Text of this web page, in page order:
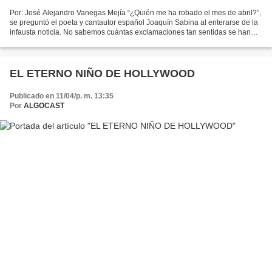
Por: José Alejandro Vanegas Mejía “¿Quién me ha robado el mes de abril?”,
se preguntó el poeta y cantautor español Joaquín Sabina al enterarse de la
infausta noticia. No sabemos cuántas exclamaciones tan sentidas se han
EL ETERNO NIÑO DE HOLLYWOOD
Publicado en 11/04/p. m. 13:35
Por ALGOCAST